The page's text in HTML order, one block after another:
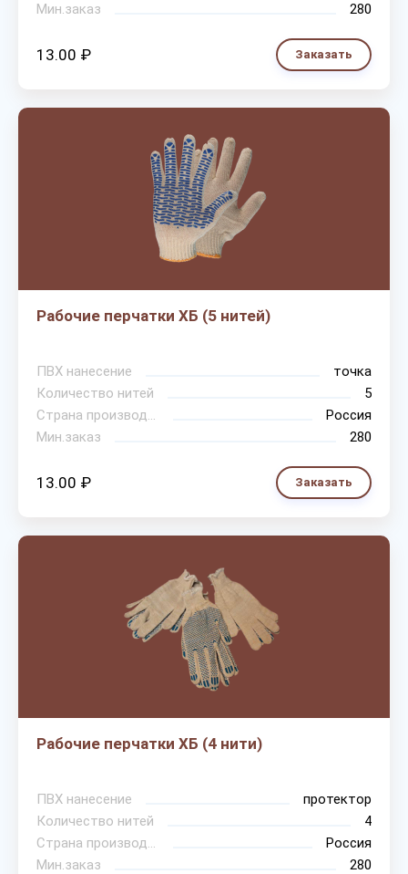
Мин.заказ
280
13.00 ₽ Заказать
Рабочие перчатки ХБ (5 нитей)
ПВХ нанесение
точка
Количество нитей
5
Страна производитель
Россия
Мин.заказ
280
13.00 ₽ Заказать
Рабочие перчатки ХБ (4 нити)
ПВХ нанесение
протектор
Количество нитей
4
Страна производитель
Россия
Мин.заказ
280